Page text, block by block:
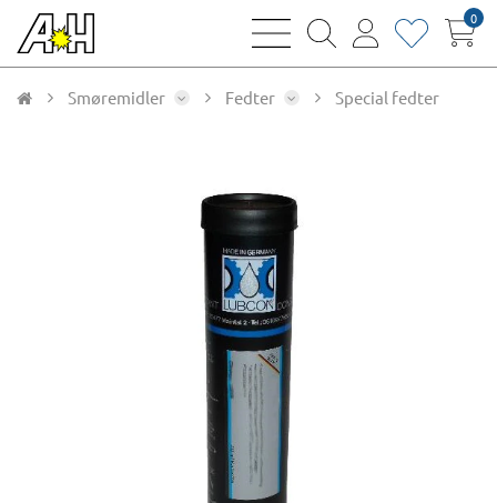
bars
magnifying
user
heart0
Smøremidler Fedter Special fedter